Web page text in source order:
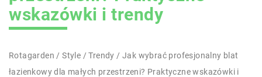
wskazówki i trendy
Rotagarden /Style /Trendy /Jak wybrać profesjonalny blat
łazienkowy dla małych przestrzeni? Praktyczne wskazówki i